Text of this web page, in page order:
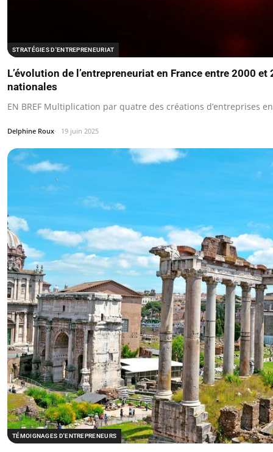
STRATÉGIES D'ENTREPRENEURIAT
L’évolution de l’entrepreneuriat en France entre 2000
nationales
EN BREF Multiplication par quatre des créations d’entreprises
Delphine Roux 19 juin 2025
TÉMOIGNAGES D'ENTREPRENEURS